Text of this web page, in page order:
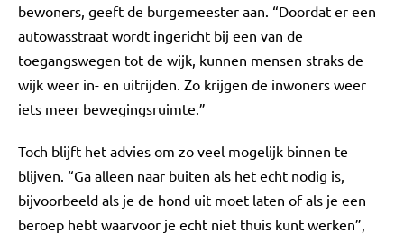
bewoners, geeft de burgemeester aan. “Doordat er een
autowasstraat wordt ingericht bij een van de
toegangswegen tot de wijk, kunnen mensen straks de
wijk weer in- en uitrijden. Zo krijgen de inwoners weer
iets meer bewegingsruimte.”
Toch blijft het advies om zo veel mogelijk binnen te
blijven. “Ga alleen naar buiten als het echt nodig is,
bijvoorbeeld als je de hond uit moet laten of als je een
beroep hebt waarvoor je echt niet thuis kunt werken”,